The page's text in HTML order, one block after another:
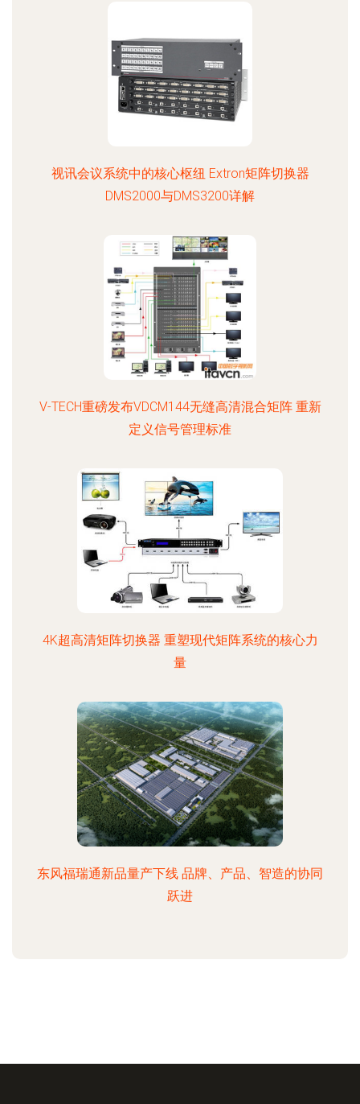
视讯会议系统中的核心枢纽 Extron矩阵切换器
DMS2000与DMS3200详解
V-TECH重磅发布VDCM144无缝高清混合矩阵 重新
定义信号管理标准
4K超高清矩阵切换器 重塑现代矩阵系统的核心力
量
东风福瑞通新品量产下线 品牌、产品、智造的协同
跃进